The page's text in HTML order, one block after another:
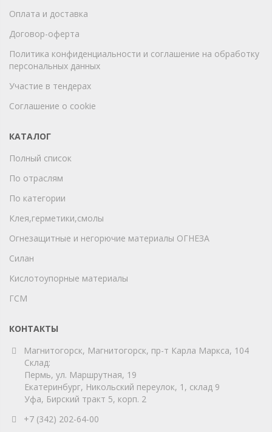
Оплата и доставка
Договор-оферта
Политика конфиденциальности и соглашение на обработку
персональных данных
Участие в тендерах
Соглашение о cookie
КАТАЛОГ
Полный список
По отраслям
По категории
Клея,герметики,смолы
Огнезащитные и негорючие материалы ОГНЕЗА
Силан
Кислотоупорные материалы
ГСМ
КОНТАКТЫ
Магнитогорск, Магнитогорск, пр-т Карла Маркса, 104
Склад:
Пермь, ул. Маршрутная, 19
Екатеринбург, Никольский переулок, 1, склад 9
Уфа, Бирский тракт 5, корп. 2
+7 (342) 202-64-00